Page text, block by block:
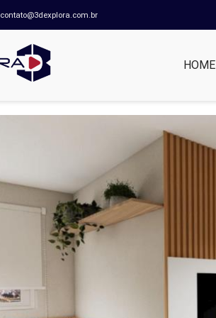
contato@3dexplora.com.br
HOME